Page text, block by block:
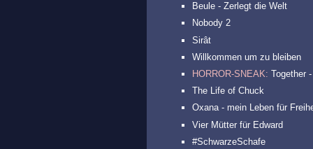
Beule - Zerlegt die Welt
Nobody 2
Sirât
Willkommen um zu bleiben
HORROR-SNEAK: Together
The Life of Chuck
Oxana - mein Leben für
Vier Mütter für Edward
#SchwarzeSchafe